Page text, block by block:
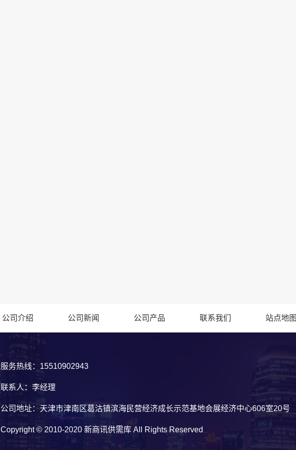
公司介绍 公司新闻 公司产品 联系我们 站点地图
服务热线：15510902943
联系人：李经理
公司地址：天津市津南区葛沽镇滨海民营经济成长示范基地会展经济中心606室20号
Copyright © 2010-2020 新商讯供需库 All Rights Reserved